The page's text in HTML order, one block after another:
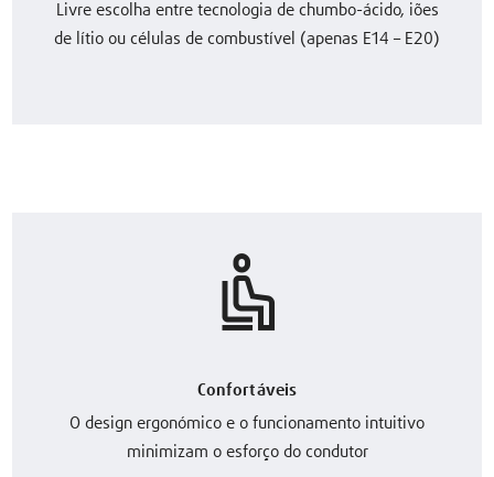
Livre escolha entre tecnologia de chumbo-ácido, iões
de lítio ou células de combustível (apenas E14 – E20)
Confortáveis
O design ergonómico e o funcionamento intuitivo
minimizam o esforço do condutor